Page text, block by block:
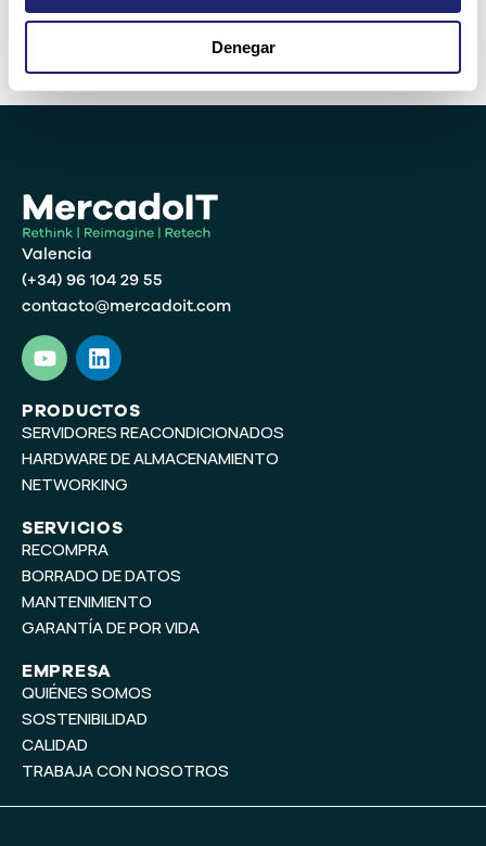
Denegar
Alternative:
Valencia
(+34) 96 104 29 55
contacto@mercadoit.com
Y
o
u
t
u
b
e
L
i
n
k
e
d
i
PRODUCTOS
SERVIDORES REACONDICIONADOS
HARDWARE DE ALMACENAMIENTO
NETWORKING
SERVICIOS
RECOMPRA
BORRADO DE DATOS
MANTENIMIENTO
GARANTÍA DE POR VIDA
EMPRESA
QUIÉNES SOMOS
SOSTENIBILIDAD
CALIDAD
TRABAJA CON NOSOTROS